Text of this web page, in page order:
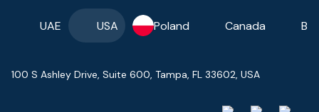
UAE USA Poland Canada
100 S Ashley Drive, Suite 600, Tampa, FL 33602, USA